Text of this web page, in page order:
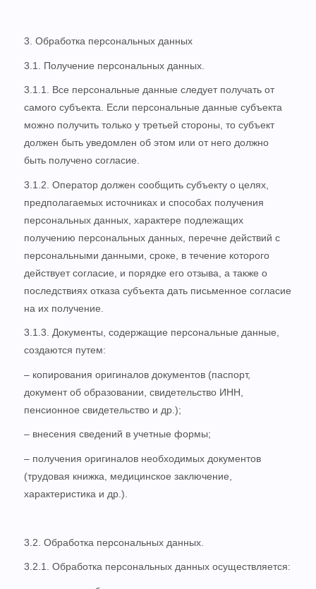
3. Обработка персональных данных
3.1. Получение персональных данных.
3.1.1. Все персональные данные следует получать от
самого субъекта. Если персональные данные субъекта
можно получить только у третьей стороны, то субъект
должен быть уведомлен об этом или от него должно
быть получено согласие.
3.1.2. Оператор должен сообщить субъекту о целях,
предполагаемых источниках и способах получения
персональных данных, характере подлежащих
получению персональных данных, перечне действий с
персональными данными, сроке, в течение которого
действует согласие, и порядке его отзыва, а также о
последствиях отказа субъекта дать письменное согласие
на их получение.
3.1.3. Документы, содержащие персональные данные,
создаются путем:
– копирования оригиналов документов (паспорт,
документ об образовании, свидетельство ИНН,
пенсионное свидетельство и др.);
– внесения сведений в учетные формы;
– получения оригиналов необходимых документов
(трудовая книжка, медицинское заключение,
характеристика и др.).
3.2. Обработка персональных данных.
3.2.1. Обработка персональных данных осуществляется: